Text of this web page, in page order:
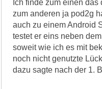
Ich finde zum einen
zum anderen ja pod2g
auch zu einem Android
testet er eins neben
soweit wie ich es mit
noch nicht genutzte
dazu sagte nach der 1.